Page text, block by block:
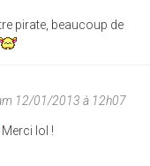
pirate, beaucoup de
12/01/2013 à 12h07
Merci lol !